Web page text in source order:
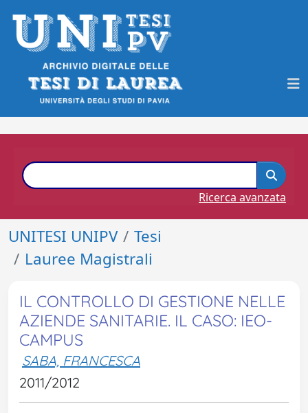
Ricerca avanzata
UNITESI UNIPV
Tesi
Lauree Magistrali
IL CONTROLLO DI GESTIONE NELLE
AZIENDE SANITARIE. IL CASO: IEO-
CAMPUS
SABA, FRANCESCA
2011/2012